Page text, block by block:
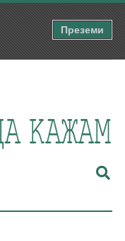
Преземи